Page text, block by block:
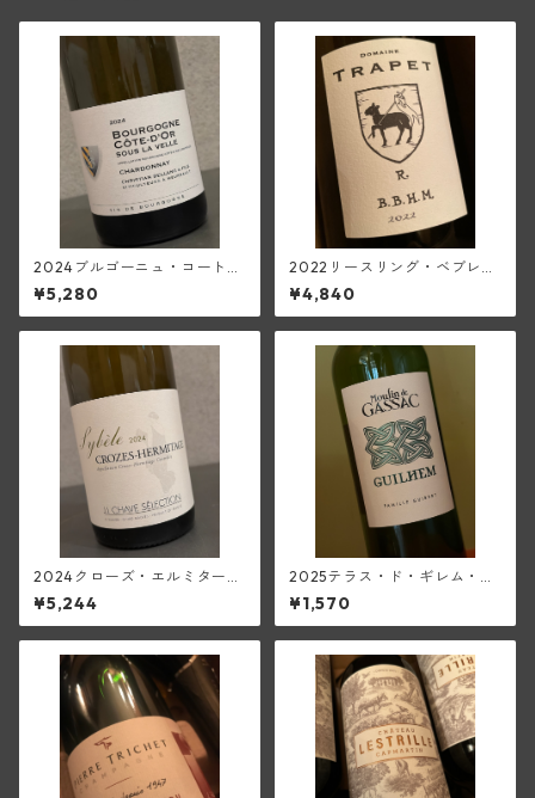
2024ブルゴーニュ・コート・
ドール・スー・ラ・ヴェル・
シャルドネ(クリスチャン・ベ
ラン・エ・フィス)
¥5,280
2022リースリング・ベブレン
ハイム(トラペ)
¥4,840
2024クローズ・エルミタージ
ュ・ブラン・シベル(ジャン・
ルイ・シャーヴ・セレクショ
ン)
¥5,244
2025テラス・ド・ギレム・ブ
ラン・ヴィエーユ・ヴィーニ
ュ<ペイ・デロ―>(ムーラン・
ド・ガサック)
¥1,570